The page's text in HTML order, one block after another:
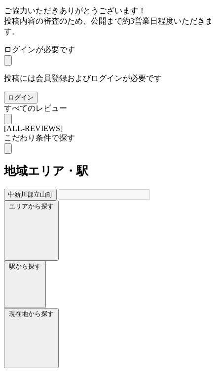
ご協力いただきありがとうございます！
投稿内容の審査のため、公開まで約3営業日程度いただきま
す。
ログインが必要です
投稿には会員登録およびログインが必要です
ログイン
すべてのレビュー
[ALL-REVIEWS]
こだわり条件で探す
地域エリア・駅
中新川郡立山町
エリアから探す
駅から探す
現在地から探す